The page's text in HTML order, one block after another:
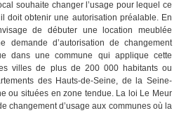
souhaite changer l’usage pour lequel ce
doit obtenir une autorisation préalable. En
de débuter une location meublée
demande d’autorisation de changement
dans une commune qui applique cette
villes de plus de 200 000 habitants ou
des Hauts-de-Seine, de la Seine-
ou situées en zone tendue. La loi Le Meur
changement d’usage aux communes où la